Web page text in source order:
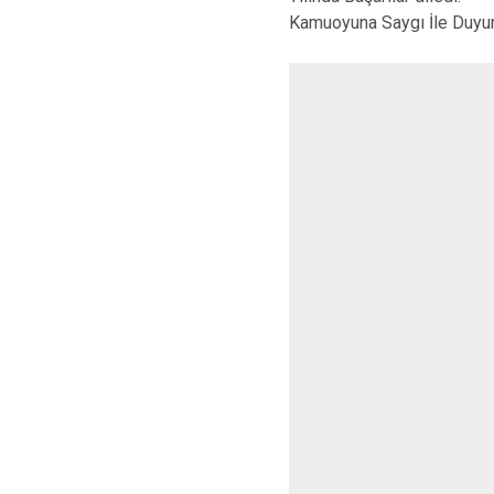
Kamuoyuna Saygı İle